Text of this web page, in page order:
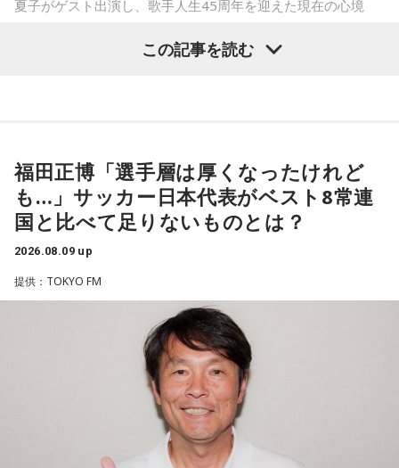
夏子がゲスト出演し、歌手人生45周年を迎えた現在の心境
ることを明かした。また、歌手はレコーディングを終えた
後、自分自身が“演出家”となって楽曲を育てていく仕事でもあ
ると語り、長年培ってきた表現者としての思いを語った。
ューから間もなく所属レコード会社がなくなり、「どこへ行
けばいいの？」と途方に暮れたことや、芸名を何度も変えな
がら挑戦を続けてきた日々を振り返る。それでも諦めずに歌
い続けた経験が、45周年記念シングル「露天の花」に込めた
「どんな環境でも花は咲く」「その場所で咲く花がある」と
いうメッセージにつながっていると話した。人生は何度でも
立ち上がれるという応援歌は、自身の歩みそのものでもある
この記事を読む
福田正博「選手層は厚くなったけれど
も…」サッカー日本代表がベスト8常連
国と比べて足りないものとは？
2026.08.09 up
提供：TOKYO FM